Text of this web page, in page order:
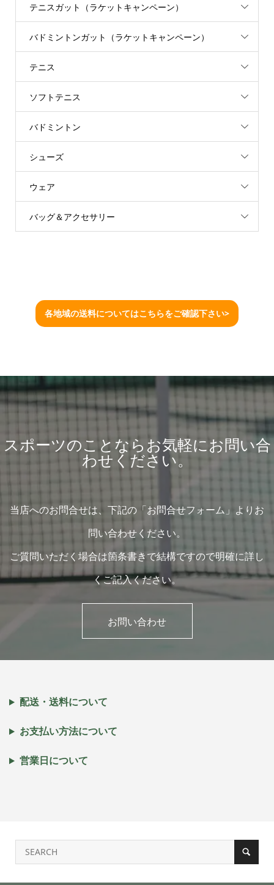
テニスガット（ラケットキャンペーン）
バドミントンガット（ラケットキャンペーン）
テニス
ソフトテニス
バドミントン
シューズ
ウェア
バッグ＆アクセサリー
各地域の送料についてはこちらをご確認下さい>
スポーツのことならお気軽にお問い合
わせください。
当店へのお問合せは、下記の「お問合せフォーム」よりお
問い合わせください。
ご質問いただく場合は箇条書きで結構ですので明確に詳し
くご記入ください。
お問い合わせ
配送・送料について
お支払い方法について
営業日について